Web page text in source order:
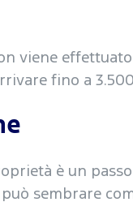
viene
fino a
è un
può sembrare